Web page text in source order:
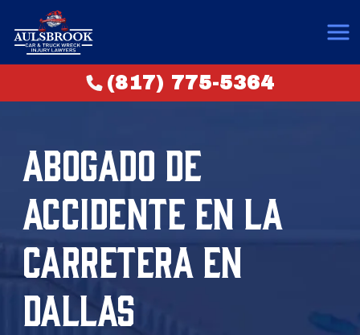
(817) 775-5364
ABOGADO DE
ACCIDENTE EN LA
CARRETERA EN
DALLAS